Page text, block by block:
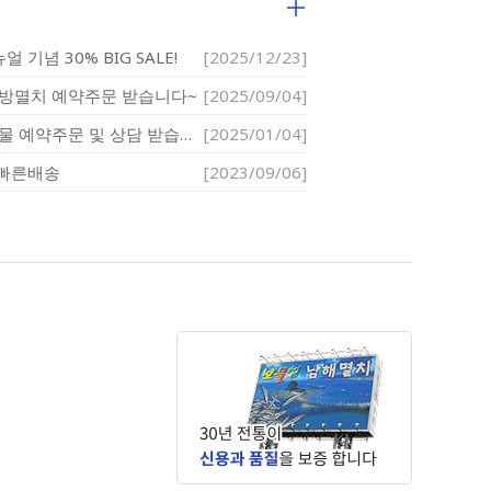
기념 30% BIG SALE!
[2025/12/23]
멸치 예약주문 받습니다~ [2025/09/04]
25년 설날 선물 예약주문 및 상담 받습니다. [2025/01/04]
른배송
[2023/09/06]